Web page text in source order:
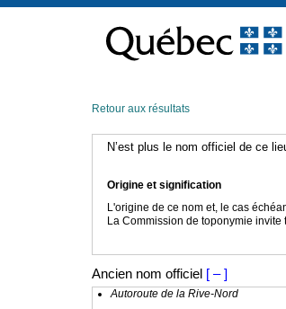
contenu
Retour aux résultats
N’est plus le nom officiel de ce
Origine et signification
L'origine de ce nom et, le cas
La Commission de toponymie
Ancien nom officiel [ – ]
Autoroute de la Rive-Nord